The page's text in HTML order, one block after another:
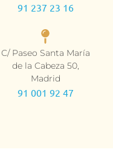
91 237 23 16
C/ Paseo Santa María
de la Cabeza 50,
Madrid
91 001 92 47